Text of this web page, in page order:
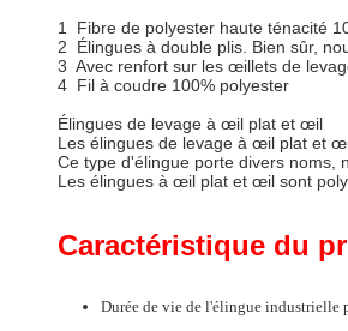
1 Fibre de polyester haute ténacité
2 Élingues à double plis. Bien sûr,
3 Avec renfort sur les œillets de
4 Fil à coudre 100% polyester
Élingues de levage à œil plat et œil
Les élingues de levage à œil plat et
Ce type d'élingue porte divers
Les élingues à œil plat et œil sont
Caractéristique du
Durée de vie de l'élingue industrielle